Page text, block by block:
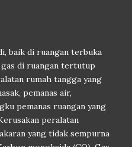
baik di ruangan terbuka
di ruangan tertutup
rumah tangga yang
pemanas air,
pemanas ruangan yang
peralatan
yang tidak sempurna